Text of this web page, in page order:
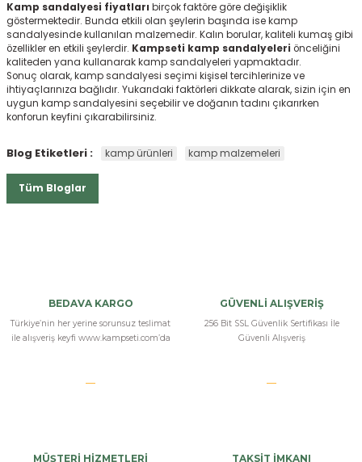
Kamp sandalyesi fiyatları birçok faktöre göre değişiklik
göstermektedir. Bunda etkili olan şeylerin başında ise kamp
sandalyesinde kullanılan malzemedir. Kalın borular, kaliteli kumaş gibi
özellikler en etkili şeylerdir. Kampseti kamp sandalyeleri önceliğini
kaliteden yana kullanarak kamp sandalyeleri yapmaktadır.
Sonuç olarak, kamp sandalyesi seçimi kişisel tercihlerinize ve
ihtiyaçlarınıza bağlıdır. Yukarıdaki faktörleri dikkate alarak, sizin için en
uygun kamp sandalyesini seçebilir ve doğanın tadını çıkarırken
konforun keyfini çıkarabilirsiniz.
Blog Etiketleri : kamp ürünleri kamp malzemeleri
Tüm Bloglar
BEDAVA KARGO
Türkiye’nin her yerine sorunsuz teslimat
ile alışveriş keyfi www.kampseti.com’da
GÜVENLİ ALIŞVERİŞ
256 Bit SSL Güvenlik Sertifikası İle
Güvenli Alışveriş
MÜŞTERİ HİZMETLERİ TAKSİT İMKANI